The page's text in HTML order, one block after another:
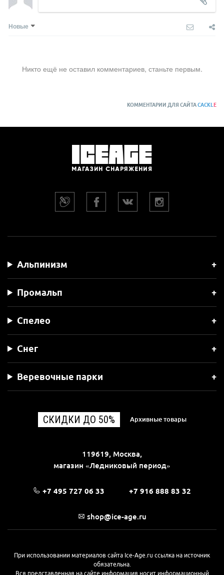
Новые
Никто ещё не оставил комментариев, станьте первым.
КОММЕНТАРИИ ДЛЯ САЙТАCACKL E
Альпинизм
Промальп
Спелео
Снег
Веревочные парки
СКИДКИ ДО 50% Архивные товары
119619, Москва,
магазин «Ледниковый период»
+7 495 727 06 33 +7 916 888 83 32
shop@ice-age.ru
При использовании материалов сайта Ice-Age.ru ссылка на источник
обязательна.
Вся представленная на сайте информация носит информационный